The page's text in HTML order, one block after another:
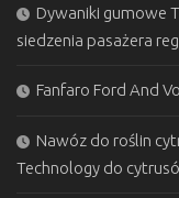
Dywaniki gumowe
siedzenia pasażera
Fanfaro Ford And
Nawóz do roślin
Technology do